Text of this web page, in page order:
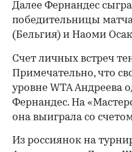
Далее Фернандес
победительницы
(Бельгия) и Наоми
Счет личных встреч
Примечательно, что
уровне WTA Андреева
Фернандес. На
она выиграла со
Из россиянок на